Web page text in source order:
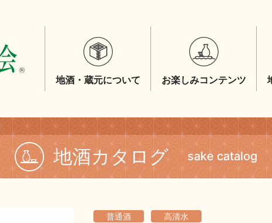
地酒・蔵元について お楽しみコンテンツ
地酒カタログ sake catalog
普通酒 高清水